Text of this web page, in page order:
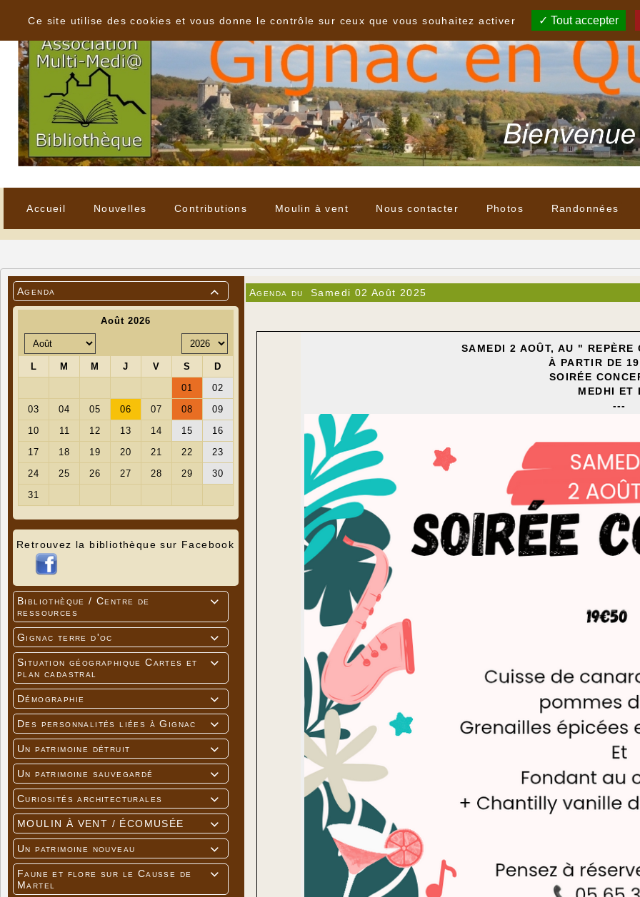
Accueil Nouvelles Contributions Moulin à vent Nous contacter Photos Randonnées

Agenda
Retrouvez la bibliothèque sur Facebook

Bibliothèque / Centre de
ressources

Gignac terre d'oc

Situation géographique Cartes et
plan cadastral

Démographie

Des personnalités liées à Gignac

Un patrimoine détruit

Un patrimoine sauvegardé

Curiosités architecturales

MOULIN À VENT / ÉCOMUSÉE

Un patrimoine nouveau

Faune et flore sur le Causse de
Martel
Agenda du Samedi 02 Août 2025
SAMEDI 2 AOÛT, AU " REPÈRE
À PARTIR DE
SOIRÉE
MEDHI ET
---
Ce site utilise des cookies et vous donne le contrôle sur ceux que vous souhaitez activer
Tout accepter